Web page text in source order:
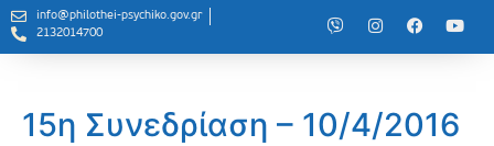
info@philothei-psychiko.gov.gr
2132014700
15η Συνεδρίαση – 10/4/2016